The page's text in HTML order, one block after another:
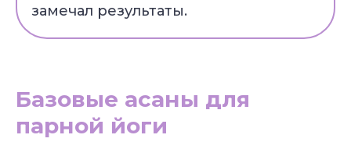
замечал результаты.
Базовые асаны для
парной йоги